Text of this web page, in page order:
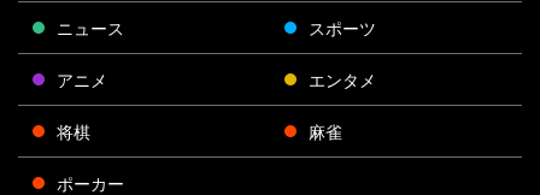
ニュース スポーツ
アニメ エンタメ
将棋 麻雀
ポーカー